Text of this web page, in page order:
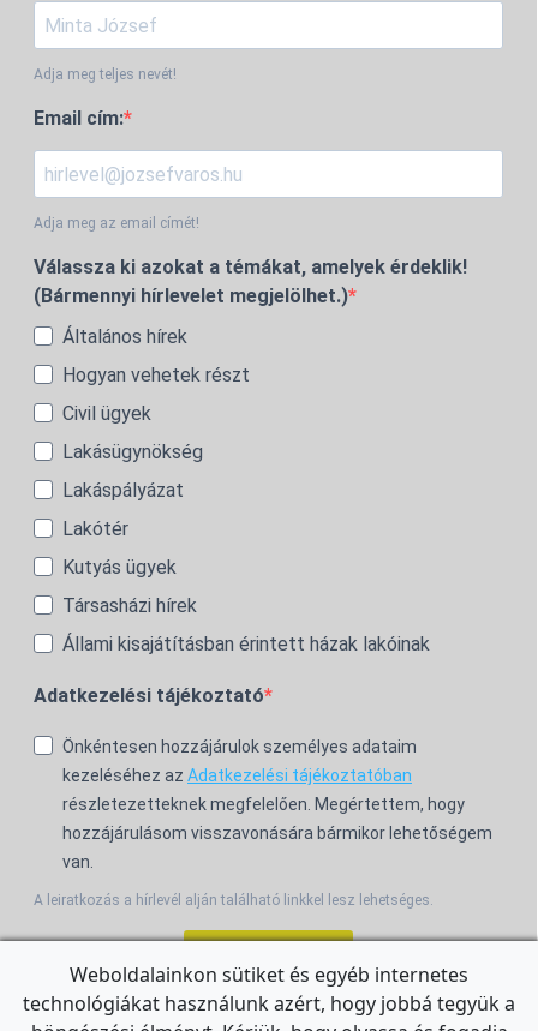
Adja meg teljes nevét!
Email cím:
Adja meg az email címét!
Válassza ki azokat a témákat, amelyek érdeklik!
(Bármennyi hírlevelet megjelölhet.)
Általános hírek
Hogyan vehetek részt
Civil ügyek
Lakásügynökség
Lakáspályázat
Lakótér
Kutyás ügyek
Társasházi hírek
Állami kisajátításban érintett házak lakóinak
Adatkezelési tájékoztató
Önkéntesen hozzájárulok személyes adataim
kezeléséhez az Adatkezelési tájékoztatóban
részletezetteknek megfelelően. Megértettem, hogy
hozzájárulásom visszavonására bármikor lehetőségem
van.
A leiratkozás a hírlevél alján található linkkel lesz lehetséges.
For the English Newsletter, clickHERE.
Weboldalainkon sütiket és egyéb internetes
technológiákat használunk azért, hogy jobbá tegyük a